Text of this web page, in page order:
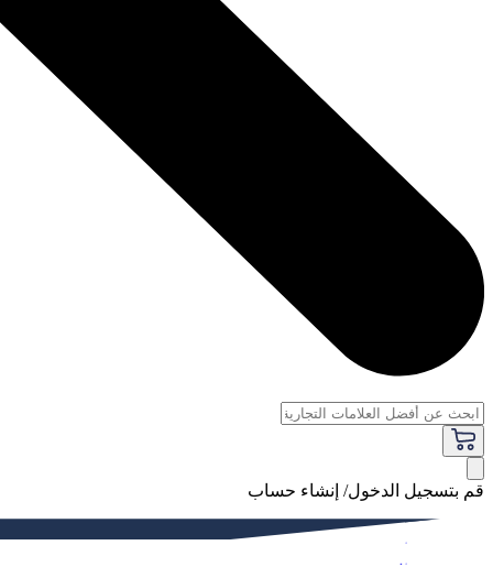
قم بتسجيل الدخول/ إنشاء حساب
فاخر
النساء
الرجال